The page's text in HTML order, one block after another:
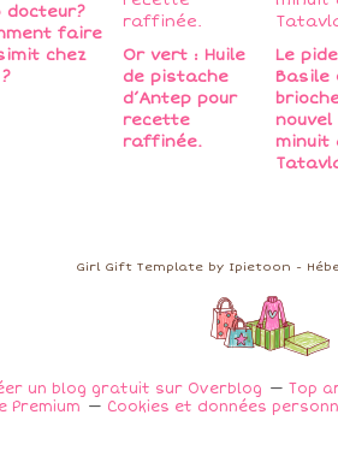
docteur?
faire
chez
Or vert : Huile
de pistache
d’Antep pour
recette
raffinée.
Le
Basile
minuit
Girl Gift Template by Ipietoon -
un blog gratuit sur Overblog Top
Premium
Cookies et données